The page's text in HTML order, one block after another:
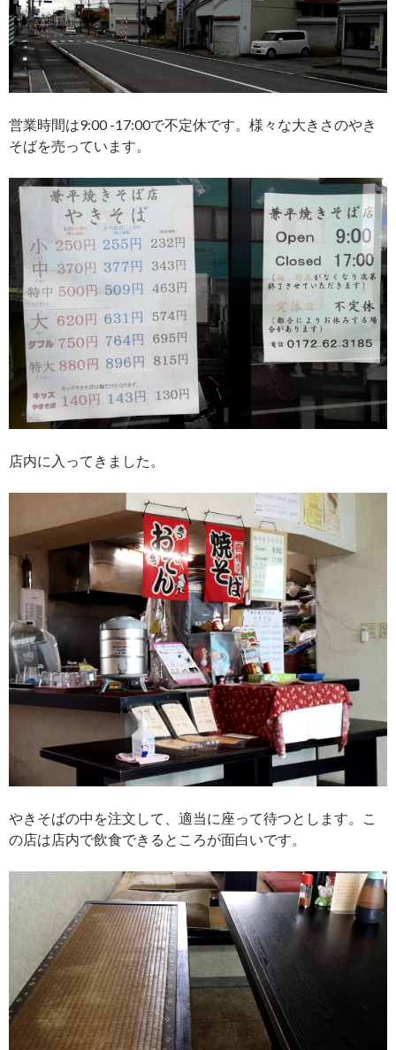
営業時間は9:00 -17:00で不定休です。様々な大きさのやき
そばを売っています。
店内に入ってきました。
やきそばの中を注文して、適当に座って待つとします。こ
の店は店内で飲食できるところが面白いです。